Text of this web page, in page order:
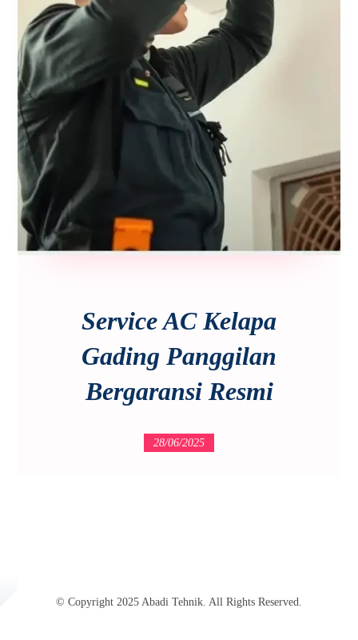
Service AC Kelapa
Gading Panggilan
Bergaransi Resmi
28/06/2025
© Copyright 2025 Abadi Tehnik. All Rights Reserved.